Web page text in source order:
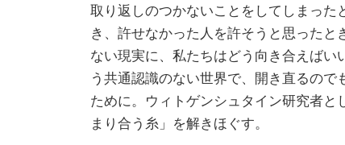
取り返しのつかないことをしてしまった
き、許せなかった人を許そうと思った
ない現実に、私たちはどう向き合えば
う共通認識のない世界で、開き直るの
ために。ウィトゲンシュタイン研究者
まり合う糸」を解きほぐす。